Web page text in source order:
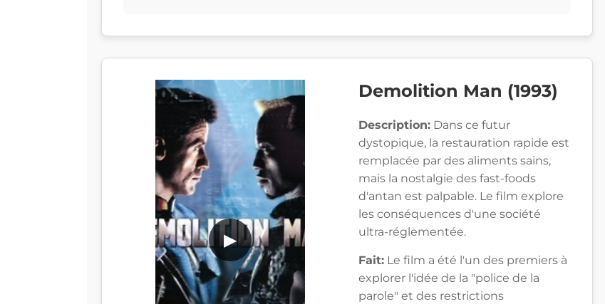
▶
Demolition Man (1993)
Description: Dans ce futur
dystopique, la restauration rapide est
remplacée par des aliments sains,
mais la nostalgie des fast-foods
d'antan est palpable. Le film explore
les conséquences d'une société
ultra-réglementée.
Fait: Le film a été l'un des premiers à
explorer l'idée de la "police de la
parole" et des restrictions